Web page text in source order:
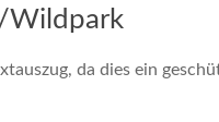
Wildpark
da dies ein